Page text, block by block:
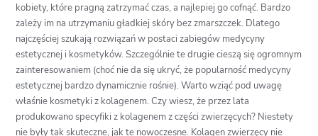
kobiety, które pragną zatrzymać czas, a najlepiej go cofnąć. Bardzo
zależy im na utrzymaniu gładkiej skóry bez zmarszczek. Dlatego
najczęściej szukają rozwiązań w postaci zabiegów medycyny
estetycznej i kosmetyków. Szczególnie te drugie cieszą się ogromnym
zainteresowaniem (choć nie da się ukryć, że popularność medycyny
estetycznej bardzo dynamicznie rośnie). Warto wziąć pod uwagę
właśnie kosmetyki z kolagenem. Czy wiesz, że przez lata
produkowano specyfiki z kolagenem z części zwierzęcych? Niestety
nie były tak skuteczne, jak te nowoczesne. Kolagen zwierzęcy nie